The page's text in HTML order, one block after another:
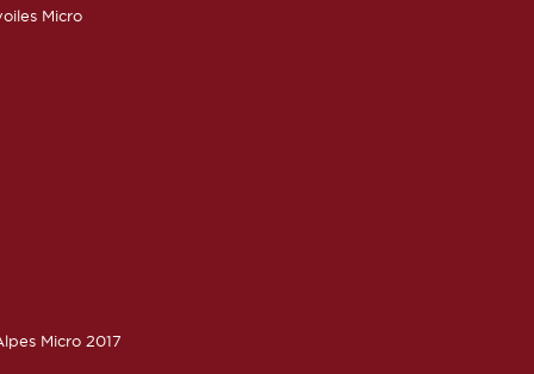
Micro
Micro 2017